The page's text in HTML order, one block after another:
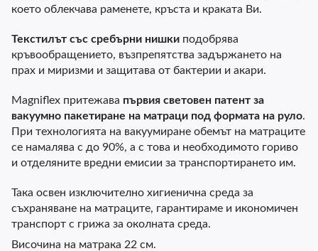
което облекчава раменете, кръста и краката Ви.
Текстилът със сребърни нишки подобрява
кръвообращението, възпрепятства задържането на
прах и миризми и защитава от бактерии и акари.
Magniflex притежава първия световен патент за
вакуумно пакетиране на матраци под формата на руло.
При технологията на вакуумиране обемът на матраците
се намалява с до 90%, а с това и необходимото гориво
и отделяните вредни емисии за транспортирането им.
Така освен изключително хигиенична среда за
съхраняване на матраците, гарантираме и икономичен
транспорт с грижа за околната среда.
Височина на матрака 22 см.